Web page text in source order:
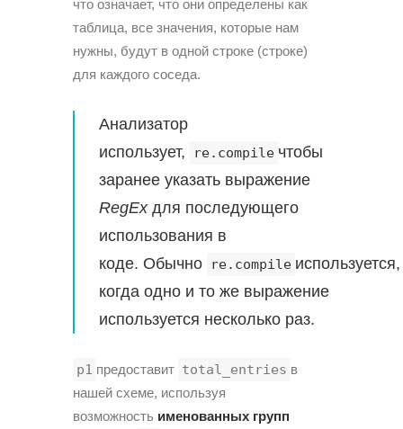
что означает, что они определены как
таблица, все значения, которые нам
нужны, будут в одной строке (строке)
для каждого соседа.
Анализатор
использует,
re.compile чтобы
заранее указать выражение
RegExдля последующего
использования в
коде. Обычно
re.compile используется,
когда одно и то же выражение
используется несколько раз.
p1 предоставит total_entries в
нашей схеме, используя
возможность именованных групп